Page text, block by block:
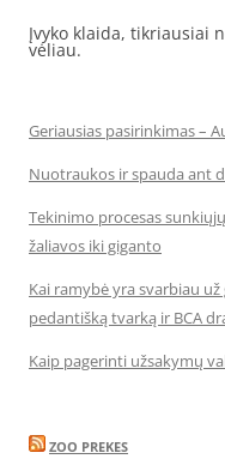
Įvyko klaida, tikriausiai
vėliau.
Geriausias pasirinkimas –
Nuotraukos ir spauda ant
Tekinimo procesas
žaliavos iki giganto
Kai ramybė yra svarbiau
pedantišką tvarką ir BCA
Kaip pagerinti užsakymų
ZOO PREKES